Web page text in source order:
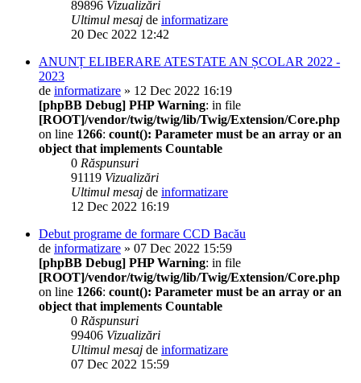
89896 Vizualizări
Ultimul mesaj de informatizare
20 Dec 2022 12:42
ANUNȚ ELIBERARE ATESTATE AN ȘCOLAR 2022 -
2023
de informatizare » 12 Dec 2022 16:19
[phpBB Debug] PHP Warning: in file
[ROOT]/vendor/twig/twig/lib/Twig/Extension/Core.php
on line 1266: count(): Parameter must be an array or an
object that implements Countable
0 Răspunsuri
91119 Vizualizări
Ultimul mesaj de informatizare
12 Dec 2022 16:19
Debut programe de formare CCD Bacău
de informatizare » 07 Dec 2022 15:59
[phpBB Debug] PHP Warning: in file
[ROOT]/vendor/twig/twig/lib/Twig/Extension/Core.php
on line 1266: count(): Parameter must be an array or an
object that implements Countable
0 Răspunsuri
99406 Vizualizări
Ultimul mesaj de informatizare
07 Dec 2022 15:59